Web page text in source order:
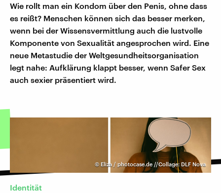
Wie rollt man ein Kondom über den Penis, ohne dass
es reißt? Menschen können sich das besser merken,
wenn bei der Wissensvermittlung auch die lustvolle
Komponente von Sexualität angesprochen wird. Eine
neue Metastudie der Weltgesundheitsorganisation
legt nahe: Aufklärung klappt besser, wenn Safer Sex
auch sexier präsentiert wird.
© Eliza / photocase.de //Collage: DLF Nova
Identität